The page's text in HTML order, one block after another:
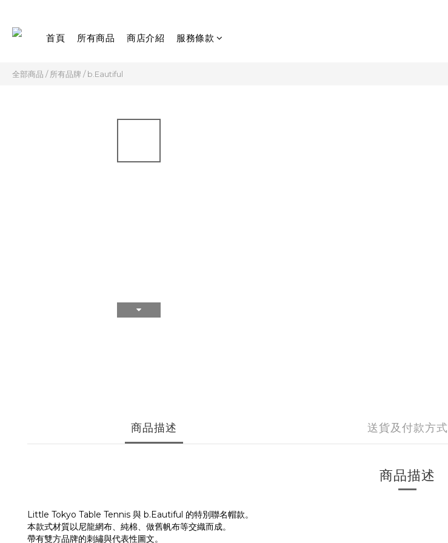
首頁 所有商品 商店介紹 服務條款
全部商品 /所有品牌 /b.Eautiful
商品描述 送貨及付款方式
商品描述
Little Tokyo Table Tennis 與 b.Eautiful 的特別聯名帽款。
本款式材質以尼龍網布、純棉、做舊帆布等交織而成。
帶有雙方品牌的刺繡與代表性圖文。